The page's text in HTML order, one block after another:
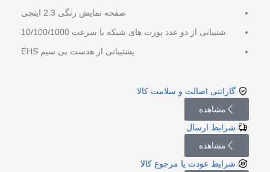
صفحه نمایش رنگی 2.3 اینچی
شتیبانی از دو عدد پورت های شبکه با سرعت 10/100/1000
پشتیبانی از هدست بی سیم EHS
گارانتی اصالت و سلامت کالا
مشاهده
شرایط ارسال
مشاهده
شرایط عودت یا مرجوع کالا